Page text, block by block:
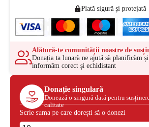
Plată sigură și protejată
Alătură-te comunității noastre de
Donația ta lunară ne ajută să planificăm
informăm corect și echidistant
Donație singulară
Donează o singură dată pentru
calitate
Scrie suma pe care dorești să o donezi